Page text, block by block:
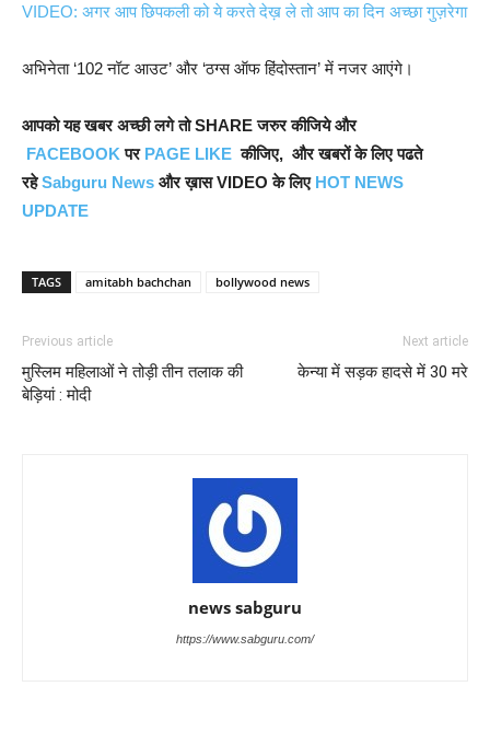
VIDEO: अगर आप छिपकली को ये करते देख़ ले तो आप का दिन अच्छा गुज़रेगा
अभिनेता ‘102 नॉट आउट’ और ‘ठग्स ऑफ हिंदोस्तान’ में नजर आएंगे।
आपको यह खबर अच्छी लगे तो SHARE जरुर कीजिये और
FACEBOOK पर PAGE LIKE कीजिए, और खबरों के लिए पढते
रहेSabguru News और ख़ास VIDEO के लिए HOT NEWS
UPDATE
TAGS amitabh bachchan bollywood news
Previous article
मुस्लिम महिलाओं ने तोड़ी तीन तलाक की
बेड़ियां : मोदी
Next article
केन्या में सड़क हादसे में 30 मरे
news sabguru
https://www.sabguru.com/